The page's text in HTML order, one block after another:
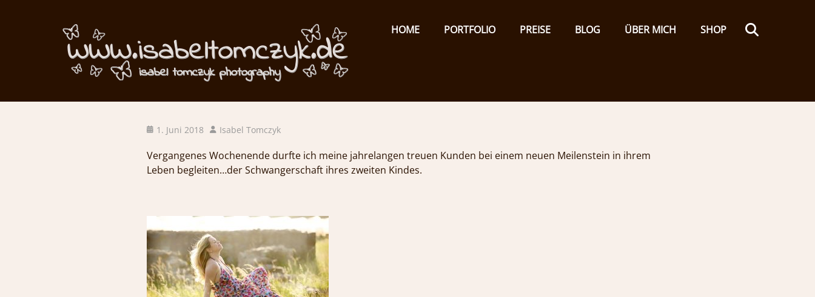
ISABEL
Menu
HOME PORTFOLIO PREISE BLOG ÜBER MICH SHOP
…In Erwartung…
Posted
1. Juni 2018 Author
Isabel Tomczyk
Vergangenes Wochenende durfte ich meine jahrelangen treuen Kunden bei einem neuen Meilenstein in ihrem
Leben begleiten…der Schwangerschaft ihres zweiten Kindes.